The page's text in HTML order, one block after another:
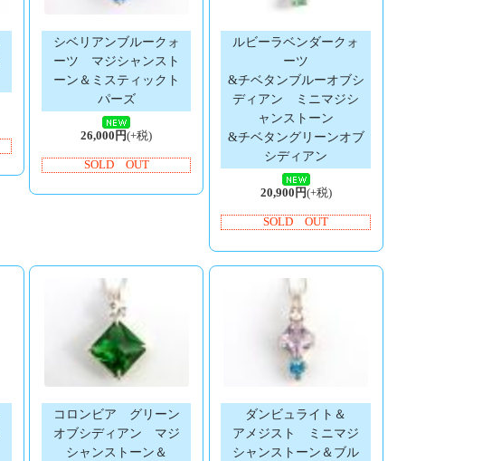
シベリアンブルークォ
ーツ マジシャンスト
ーン＆ミスティックト
パーズ
26,000円(+税)
SOLD OUT
ルビーラベンダークォ
ーツ
&チベタンブルーオブシ
ディアン ミニマジシ
ャンストーン
&チベタングリーンオブ
シディアン
20,900円(+税)
SOLD OUT
コロンビア グリーン
オブシディアン マジ
シャンストーン＆
ダンビュライト＆
アメジスト ミニマジ
シャンストーン＆ブル